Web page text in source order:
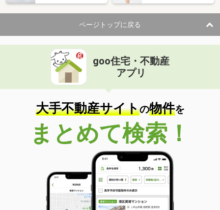
住 所
兵庫県姫路市飾磨区構５
専有面積 43.21m²
間取り
1LDK
兵庫県姫路市阿保
価 格
住 所
兵庫県姫路市阿保
専有面積 58.04m²
間取り
2LDK
兵庫県姫路市久保町
価 格
6.20万円
兵庫県姫路市久保町
64m²
間取り
3DK
兵庫県姫路市勝原区宮田
ページトップに戻る
goo住宅・不動産
アプリ
大手不動産サイトの物件を
まとめて検索！